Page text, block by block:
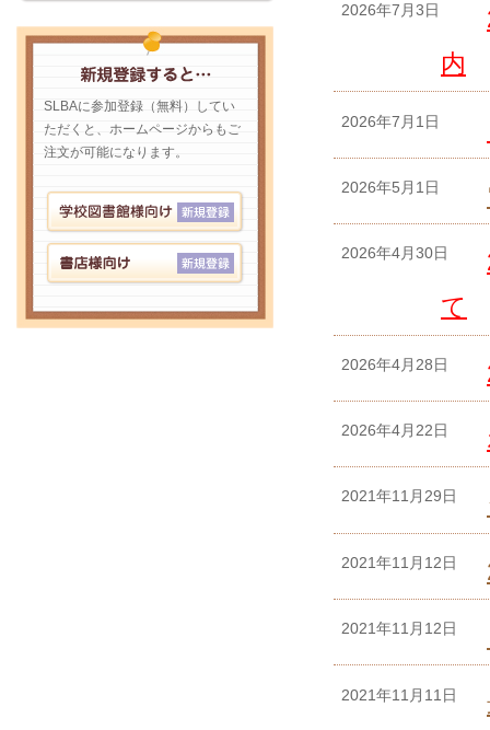
2026年7月3日
内
2026年7月1日
2026年5月1日
2026年4月30日
て
2026年4月28日
2026年4月22日
2021年11月29日
2021年11月12日
2021年11月12日
2021年11月11日
SLBAに参加登録（無料）してい
ただくと、ホームページからもご
注文が可能になります。